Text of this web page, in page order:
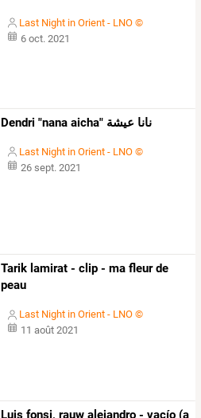
Last Night in Orient - LNO ©
6 oct. 2021
Dendri "nana aicha" نانا عيشة
Last Night in Orient - LNO ©
26 sept. 2021
Tarik lamirat - clip - ma fleur de
peau
Last Night in Orient - LNO ©
11 août 2021
Luis fonsi, rauw alejandro - vacío (a